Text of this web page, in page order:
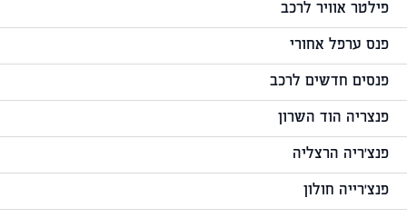
פילטר אוויר לרכב
פנס ערפל אחורי
פנסים חדשים לרכב
פנצריה הוד השרון
פנצ'ריה הרצליה
פנצ'רייה חולון